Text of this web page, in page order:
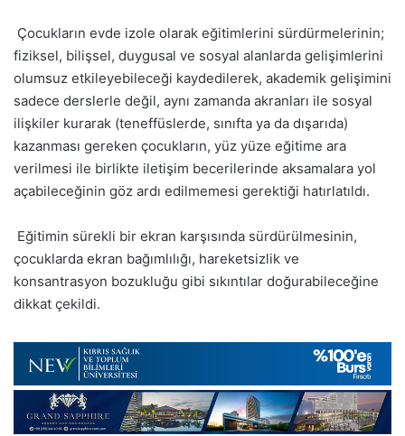
Çocukların evde izole olarak eğitimlerini sürdürmelerinin;
fiziksel, bilişsel, duygusal ve sosyal alanlarda gelişimlerini
olumsuz etkileyebileceği kaydedilerek, akademik gelişimini
sadece derslerle değil, aynı zamanda akranları ile sosyal
ilişkiler kurarak (teneffüslerde, sınıfta ya da dışarıda)
kazanması gereken çocukların, yüz yüze eğitime ara
verilmesi ile birlikte iletişim becerilerinde aksamalara yol
açabileceğinin göz ardı edilmemesi gerektiği hatırlatıldı.
Eğitimin sürekli bir ekran karşısında sürdürülmesinin,
çocuklarda ekran bağımlılığı, hareketsizlik ve
konsantrasyon bozukluğu gibi sıkıntılar doğurabileceğine
dikkat çekildi.